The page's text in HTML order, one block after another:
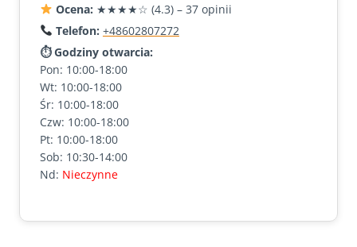
Ocena: ★★★★☆ (4.3) – 37 opinii
Telefon: +48602807272
⏱ Godziny otwarcia:
Pon: 10:00-18:00
Wt: 10:00-18:00
Śr: 10:00-18:00
Czw: 10:00-18:00
Pt: 10:00-18:00
Sob: 10:30-14:00
Nd: Nieczynne